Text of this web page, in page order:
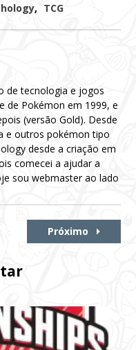
, TCG
de tecnologia e jogos
de Pokémon em 1999, e
(versão Gold). Desde
e outros pokémon tipo
desde a criação em
comecei a ajudar a
sou webmaster ao lado
Próximo